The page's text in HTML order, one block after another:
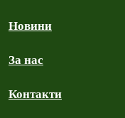
Новини
За нас
Контакти